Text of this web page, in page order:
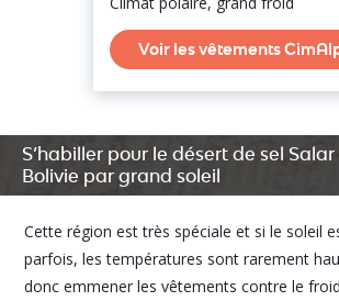
Voir les vêtements
S’habiller pour le désert de sel Salar
Bolivie par grand soleil
Cette région est très spéciale et si le soleil
parfois, les températures sont rarement
donc emmener les vêtements contre le